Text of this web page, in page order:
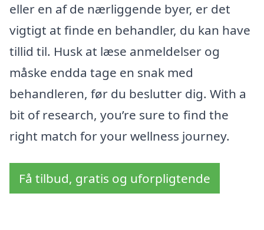
eller en af de nærliggende byer, er det
vigtigt at finde en behandler, du kan have
tillid til. Husk at læse anmeldelser og
måske endda tage en snak med
behandleren, før du beslutter dig. With a
bit of research, you’re sure to find the
right match for your wellness journey.
Få tilbud, gratis og uforpligtende